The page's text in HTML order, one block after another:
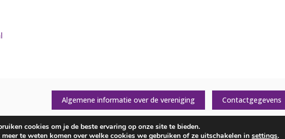
Algemene informatie over de vereniging Contactgegevens
Sitemap|Contact
cookies om je de beste ervaring op onze site te bieden.
meer te weten komen over welke cookies we gebruiken of ze uitschakelen insettings.